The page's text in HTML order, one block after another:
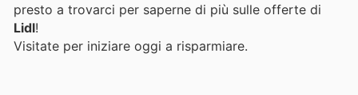
presto a trovarci per saperne di più sulle offerte di
Lidl!
Visitate per iniziare oggi a risparmiare.